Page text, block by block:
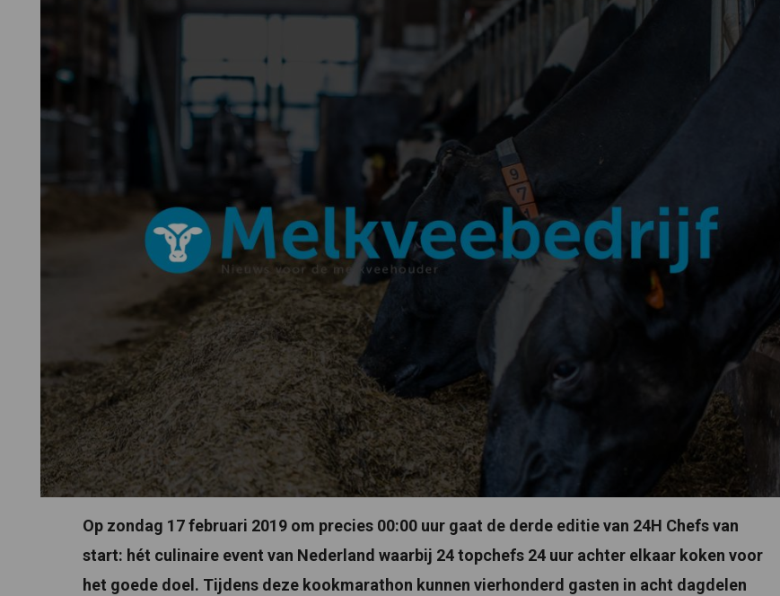
Op zondag 17 februari 2019 om precies 00:00 uur gaat de derde editie van 24H Chefs van
start: hét culinaire event van Nederland waarbij 24 topchefs 24 uur achter elkaar koken voor
het goede doel. Tijdens deze kookmarathon kunnen vierhonderd gasten in acht dagdelen